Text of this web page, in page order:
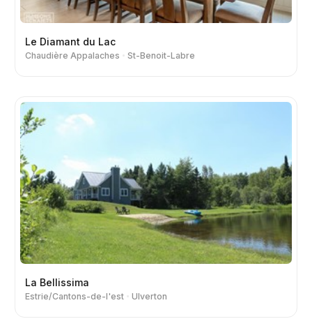
Le Diamant du Lac
Chaudière Appalaches St-Benoit-Labre
La Bellissima
Estrie/Cantons-de-l'est Ulverton